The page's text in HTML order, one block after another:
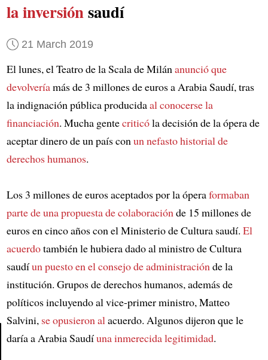
la inversiónsaudí
21 March 2019
El lunes, el Teatro de la Scala de Milánanunció que
devolveríamás de 3 millones de euros a Arabia Saudí, tras
la indignación pública producidaal conocerse la
financiación. Mucha gentecriticóla decisión de la ópera de
aceptar dinero de un país conun nefasto historial de
derechos humanos.
Los 3 millones de euros aceptados por la óperaformaban
parte deuna propuesta de colaboraciónde 15 millones de
euros en cinco años con el Ministerio de Cultura saudí. El
acuerdotambién le hubiera dado al ministro de Cultura
saudíun puesto en el consejo de administraciónde la
institución. Grupos de derechos humanos, además de
políticos incluyendo al vice-primer ministro, Matteo
Salvini, se opusieron alacuerdo. Algunos dijeron que le
daría a Arabia Saudíuna inmerecida legitimidad.